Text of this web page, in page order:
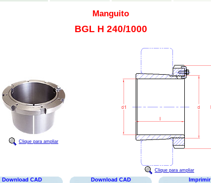
Manguito
BGL H 240/1000
Clique para ampliar
Clique para ampliar
Download CAD
Download CAD
Imprimir